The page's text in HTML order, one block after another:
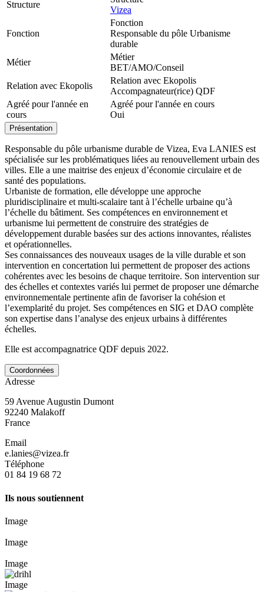
Structure
Vizea
Fonction
Fonction
Responsable du pôle Urbanisme
durable
Métier
Métier
BET/AMO/Conseil
Relation avec Ekopolis
Relation avec Ekopolis
Accompagnateur(rice) QDF
Agréé pour l'année en
cours
Agréé pour l'année en cours
Oui
Présentation
Responsable du pôle urbanisme durable de Vizea, Eva LANIES est
spécialisée sur les problématiques liées au renouvellement urbain des
villes. Elle a une maitrise des enjeux d’économie circulaire et de
santé des populations.
Urbaniste de formation, elle développe une approche
pluridisciplinaire et multi-scalaire tant à l’échelle urbaine qu’à
l’échelle du bâtiment. Ses compétences en environnement et
urbanisme lui permettent de construire des stratégies de
développement durable basées sur des actions innovantes, réalistes
et opérationnelles.
Ses connaissances des nouveaux usages de la ville durable et son
intervention en concertation lui permettent de proposer des actions
cohérentes avec les besoins de chaque territoire. Son intervention sur
des échelles et contextes variés lui permet de proposer une démarche
environnementale pertinente afin de favoriser la cohésion et
l’exemplarité du projet. Ses compétences en SIG et DAO complète
son expertise dans l’analyse des enjeux urbains à différentes
échelles.
Elle est accompagnatrice QDF depuis 2022.
Coordonnées
Adresse
59 Avenue Augustin Dumont
92240 Malakoff
France
Email
e.lanies@vizea.fr
Téléphone
01 84 19 68 72
Ils nous soutiennent
Image
Image
Image
Image